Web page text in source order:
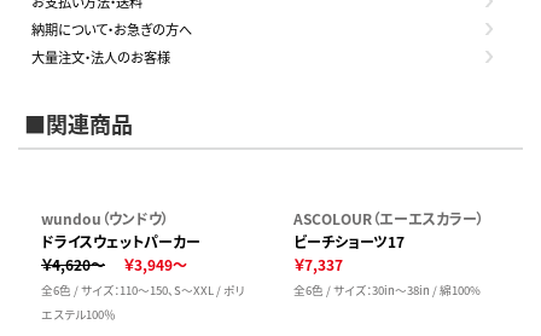
納期について・お急ぎの方へ
大量注文・法人のお客様
■関連商品
wundou（ウンドウ）
ドライスウェットパーカー
￥4,620～
￥3,949～
全6色 / サイズ：110～150、S～XXL / ポリ
エステル100％
ASCOLOUR（エーエスカラー）
ビーチショーツ17
￥7,337
全6色 / サイズ：30in～38in / 綿100%